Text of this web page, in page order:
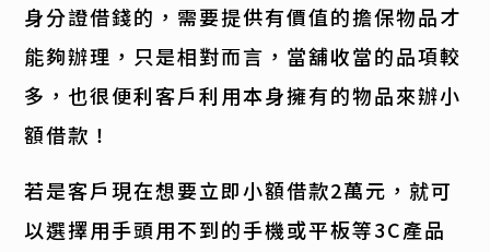
身分證借錢的，需要提供有價值的擔保物品才
能夠辦理，只是相對而言，當舖收當的品項較
多，也很便利客戶利用本身擁有的物品來辦小
額借款！
若是客戶現在想要立即小額借款2萬元，就可
以選擇用手頭用不到的手機或平板等3C產品